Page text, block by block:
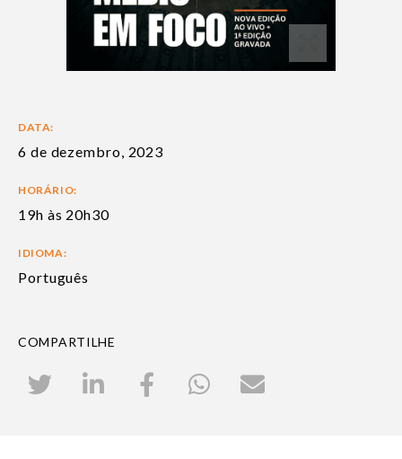
DATA:
6 de dezembro, 2023
HORÁRIO:
19h às 20h30
IDIOMA:
Português
COMPARTILHE